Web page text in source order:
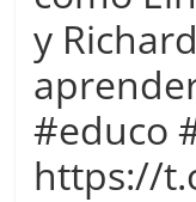
y
#educo
https://